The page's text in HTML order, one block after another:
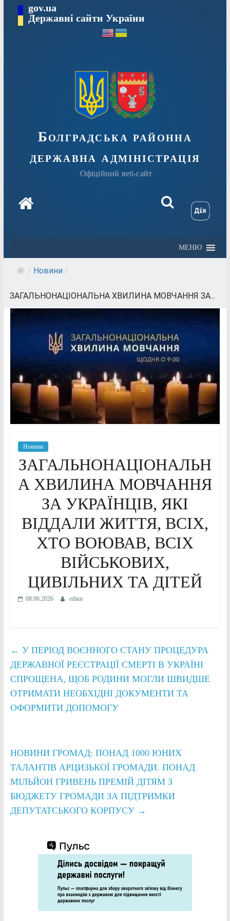
Перейтиgov.ua
Державні сайти України
Болградська районна
державна адміністрація
Офіційний веб-сайт
МЕНЮ
/ Новини /
ЗАГАЛЬНОНАЦІОНАЛЬНА ХВИЛИНА МОВЧАННЯ ЗА...
Новини
ЗАГАЛЬНОНАЦІОНАЛЬН
А ХВИЛИНА МОВЧАННЯ
ЗА УКРАЇНЦІВ, ЯКІ
ВІДДАЛИ ЖИТТЯ, ВСІХ,
ХТО ВОЮВАВ, ВСІХ
ВІЙСЬКОВИХ,
ЦИВІЛЬНИХ ТА ДІТЕЙ
08.06.2026 editor
← У ПЕРІОД ВОЄННОГО СТАНУ ПРОЦЕДУРА
ДЕРЖАВНОЇ РЕЄСТРАЦІЇ СМЕРТІ В УКРАЇНІ
СПРОЩЕНА, ЩОБ РОДИНИ МОГЛИ ШВИДШЕ
ОТРИМАТИ НЕОБХІДНІ ДОКУМЕНТИ ТА
ОФОРМИТИ ДОПОМОГУ
НОВИНИ ГРОМАД: ПОНАД 1000 ЮНИХ
ТАЛАНТІВ АРЦИЗЬКОЇ ГРОМАДИ. ПОНАД
МІЛЬЙОН ГРИВЕНЬ ПРЕМІЙ ДІТЯМ З
БЮДЖЕТУ ГРОМАДИ ЗА ПІДТРИМКИ
ДЕПУТАТСЬКОГО КОРПУСУ →